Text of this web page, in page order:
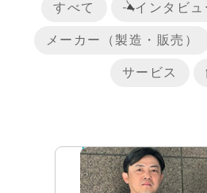
すべて インタビュ
メーカー（製造・販売）
サービス